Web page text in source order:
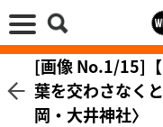
[画像 No.1/15]
葉を交わさなく
岡・大井神社〉